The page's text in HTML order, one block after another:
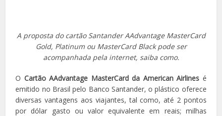
A proposta do cartão Santander AAdvantage MasterCard
Gold, Platinum ou MasterCard Black pode ser
acompanhada pela internet, saiba como.
O Cartão AAdvantage MasterCard da American Airlines é
emitido no Brasil pelo Banco Santander, o plástico oferece
diversas vantagens aos viajantes, tal como, até 2 pontos
por dólar gasto ou valor equivalente em reais; milhas